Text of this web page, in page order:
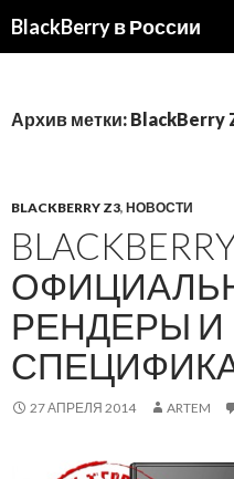
BlackBerry в России
Архив метки: BlackBerry
BLACKBERRY Z3, НОВОСТИ
РЕНДЕРЫ И
27 АПРЕЛЯ 2014 ARTEM